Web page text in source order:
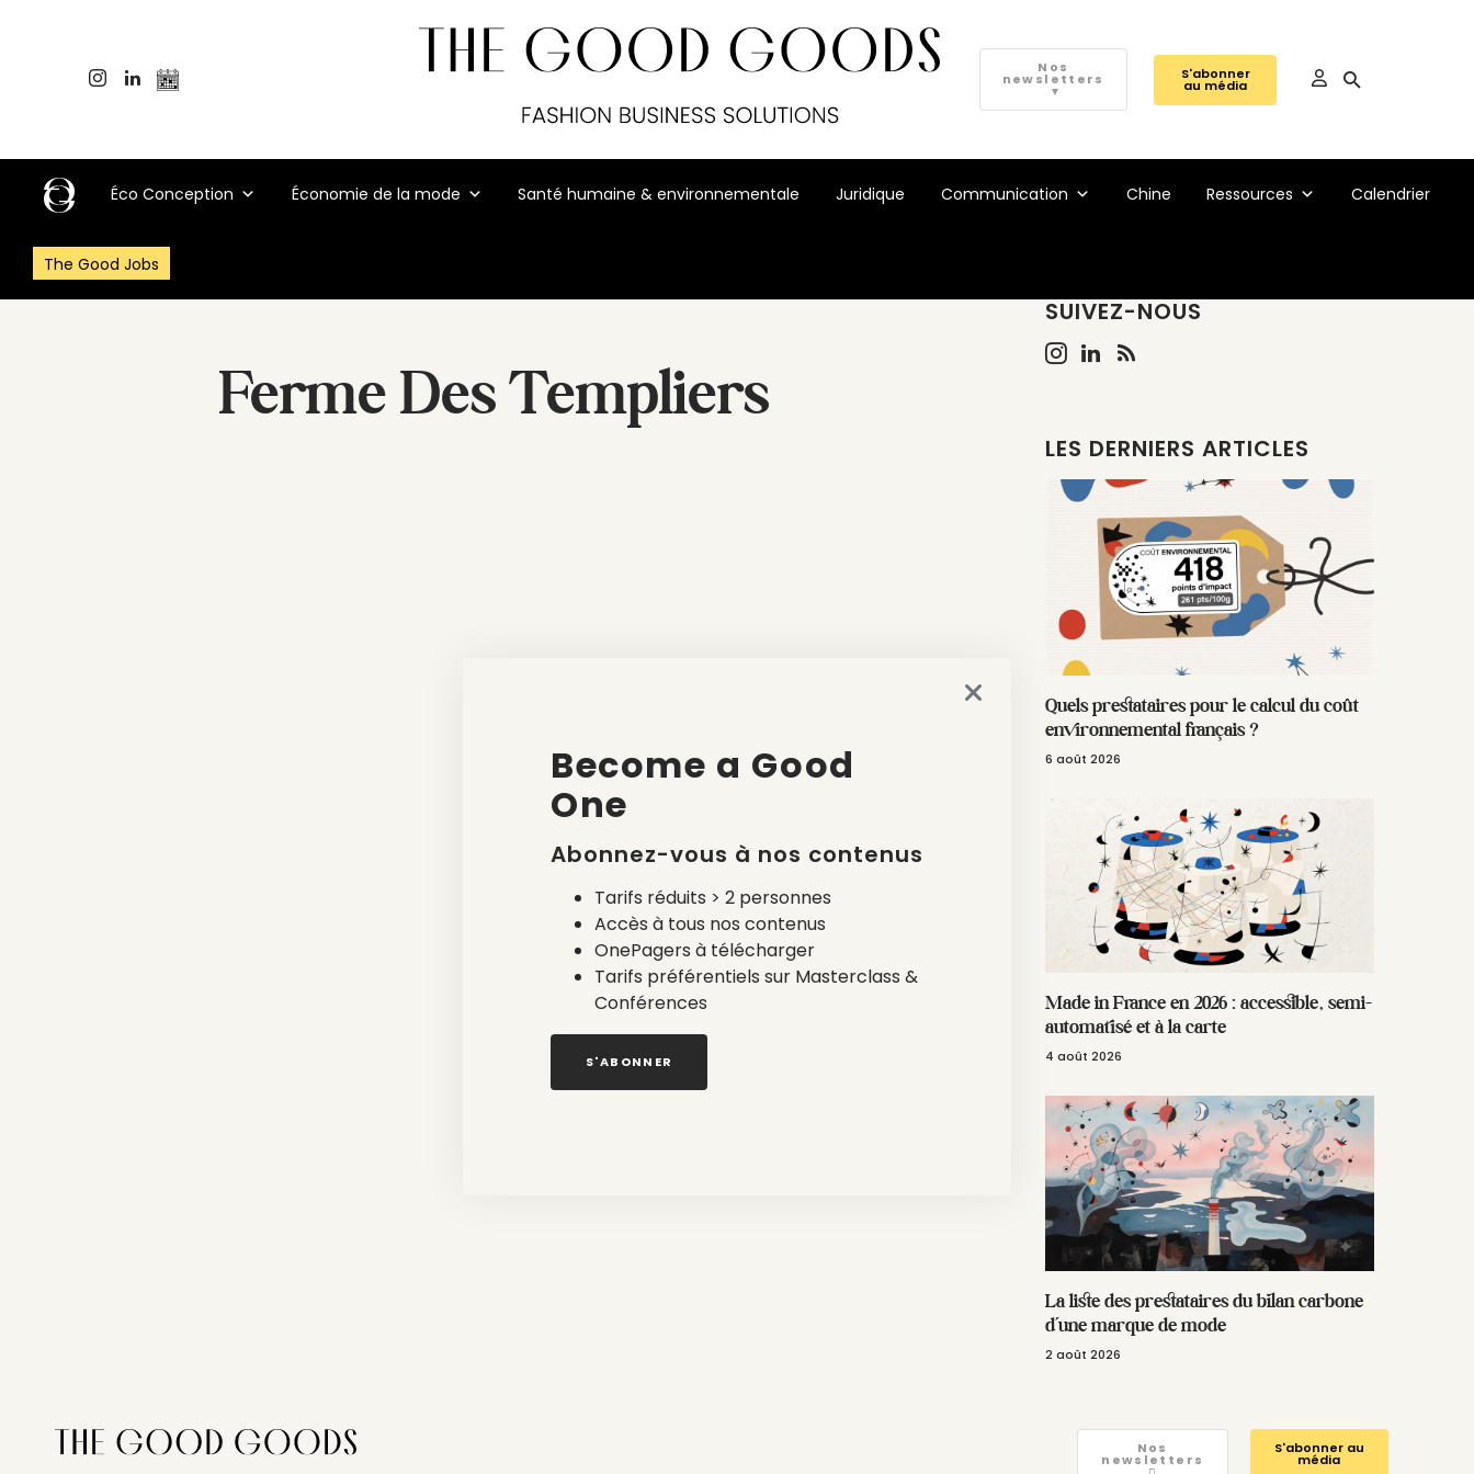
Nos
newsletters
▼
S'abonner
au média
Éco Conception Économie de la mode Santé humaine & environnementale Juridique Communication Chine Ressources Calendrier
The Good Jobs
Ferme Des Templiers
SUIVEZ-NOUS
LES DERNIERS ARTICLES
Quels prestataires pour le calcul du coût
environnemental français ?
6 août 2026
Made in France en 2026 : accessible, semi-
automatisé et à la carte
4 août 2026
La liste des prestataires du bilan carbone
d’une marque de mode
2 août 2026
Nos
newsletters
S'abonner au
média
Become a Good
One
Abonnez-vous à nos contenus
Tarifs réduits > 2 personnes
Accès à tous nos contenus
OnePagers à télécharger
Tarifs préférentiels sur Masterclass &
Conférences
S'ABONNER